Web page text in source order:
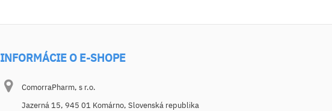
INFORMÁCIE O E-SHOPE
ComorraPharm, s r.o.
Jazerná 15, 945 01 Komárno, Slovenská republika